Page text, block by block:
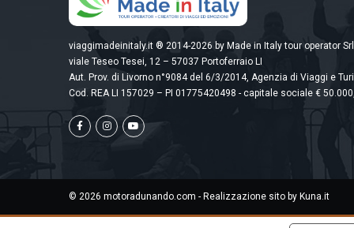
viaggimadeinitaly.it ® 2014-2026 by Made in Italy tour operator Srl
viale Teseo Tesei, 12 – 57037 Portoferraio LI
Aut. Prov. di Livorno n°9084 del 6/3/2014, Agenzia di Viaggi e
Cod. REA LI 157029 – PI 01775420498 - capitale sociale €
© 2026 motoradunando.com - Realizzazione sito by Kuna.it